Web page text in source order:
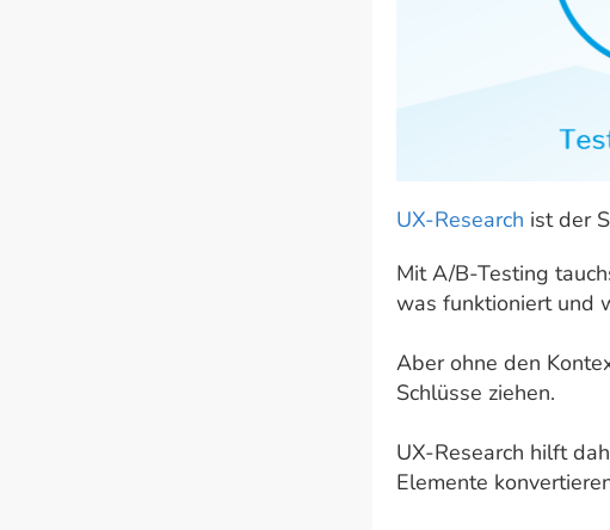
UX-Research ist der
Mit A/B-Testing
was funktioniert und
Aber ohne den
Schlüsse ziehen.
UX-Research hilft
Elemente